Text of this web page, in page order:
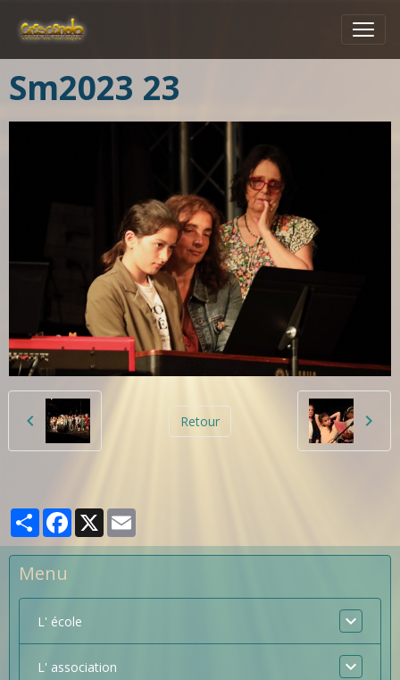
Sm2023 23
Retour
PartagerFacebook
X
Menu
L' école
L' association